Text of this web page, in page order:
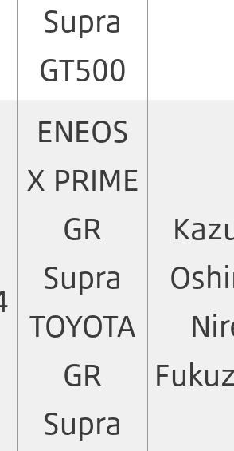
Supra
GT500
ENEOS
X PRIME
GR
Supra
TOYOTA
GR
Supra